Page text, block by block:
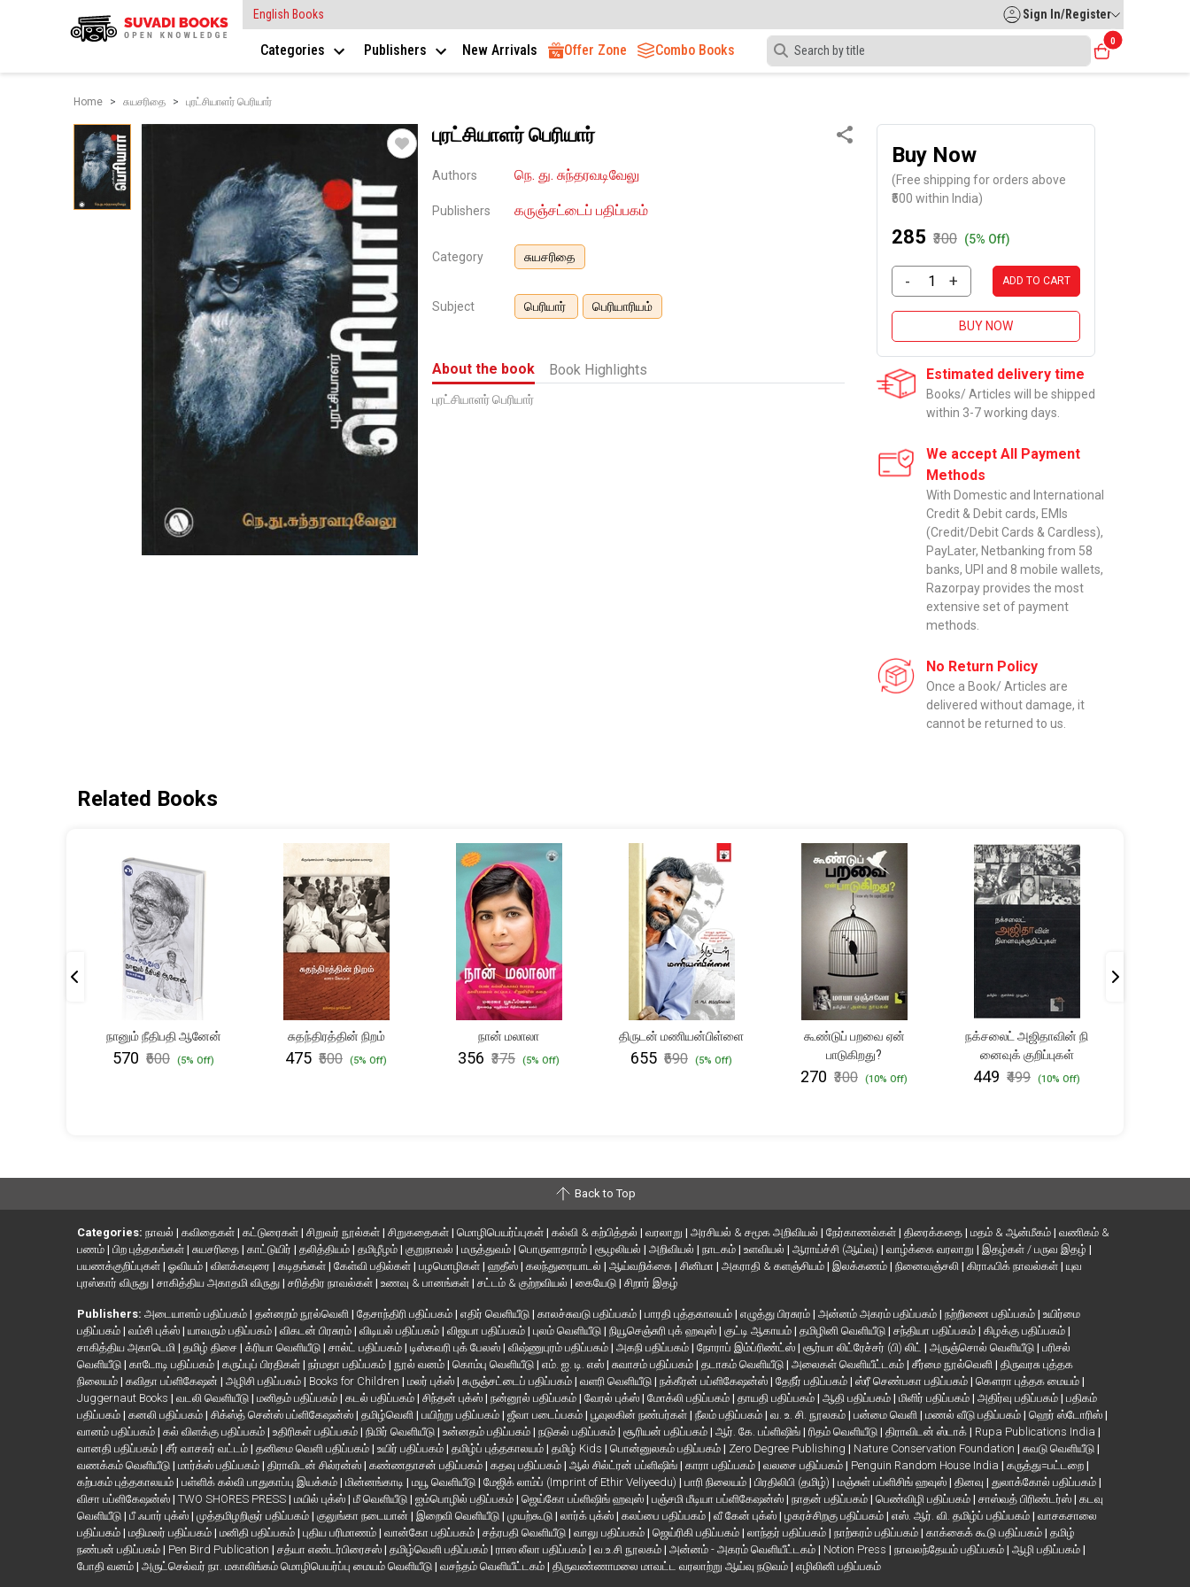
English Books Sign In/Register
Categories Publishers New Arrivals Offer Zone Combo Books
0
Home சுயசரிதை புரட்சியாளர் பெரியார்
புரட்சியாளர் பெரியார்
Authors நெ. து. சுந்தரவடிவேலு
Publishers கருஞ்சட்டைப் பதிப்பகம்
Category சுயசரிதை
Subject பெரியார் பெரியாரியம்
About the book Book Highlights
புரட்சியாளர் பெரியார்
Buy Now
(Free shipping for orders above
₹500 within India)
₹285 ₹300 (5% Off)
- + ADD TO CART
BUY NOW
Estimated delivery time
Books/ Articles will be shipped
within 3-7 working days.
We accept All Payment
Methods
With Domestic and International
Credit & Debit cards, EMIs
(Credit/Debit Cards & Cardless),
PayLater, Netbanking from 58
banks, UPI and 8 mobile wallets,
Razorpay provides the most
extensive set of payment
methods.
No Return Policy
Once a Book/ Articles are
delivered without damage, it
cannot be returned to us.
Related Books
நானும் நீதிபதி ஆனேன்
₹570 ₹600 (5% Off)
சுதந்திரத்தின் நிறம்
₹475 ₹500 (5% Off)
நான் மலாலா
₹356 ₹375 (5% Off)
திருடன் மணியன்பிள்ளை
₹655 ₹690 (5% Off)
கூண்டுப் பறவை ஏன்
பாடுகிறது?
₹270 ₹300 (10% Off)
நக்ச​லைட் அஜிதாவின் நி​
னைவுக் குறிப்புகள்
₹449 ₹499 (10% Off)
Back to Top
Categories: நாவல் | கவிதைகள் | கட்டுரைகள் | சிறுவர் நூல்கள் | சிறுகதைகள் | மொழிபெயர்ப்புகள் | கல்வி & கற்பித்தல் | வரலாறு | அரசியல் & சமூக அறிவியல் | நேர்காணல்கள் | திரைக்கதை | மதம் & ஆன்மீகம் | வணிகம் &
பணம் | பிற புத்தகங்கள் | சுயசரிதை | காட்டுயிர் | தலித்தியம் | தமிழீழம் | குறுநாவல் | மருத்துவம் | பொருளாதாரம் | சூழலியல் | அறிவியல் | நாடகம் | உளவியல் | ஆராய்ச்சி (ஆய்வு) | வாழ்க்கை வரலாறு | இதழ்கள் / பருவ இதழ் |
பயணக்குறிப்புகள் | ஓவியம் | விளக்கவுரை | கடிதங்கள் | கேள்வி பதில்கள் | பழமொழிகள் | ஹதீஸ் | கலந்துரையாடல் | ஆய்வறிக்கை | சினிமா | அகராதி & களஞ்சியம் | இலக்கணம் | நினைவஞ்சலி | கிராஃபிக் நாவல்கள் | யுவ
புரஸ்கார் விருது | சாகித்திய அகாதமி விருது | சரித்திர நாவல்கள் | உணவு & பானங்கள் | சட்டம் & குற்றவியல் | கையேடு | சிறார் இதழ்
Publishers: அடையாளம் பதிப்பகம் | தன்னறம் நூல்வெளி | தேசாந்திரி பதிப்பகம் | எதிர் வெளியீடு | காலச்சுவடு பதிப்பகம் | பாரதி புத்தகாலயம் | எழுத்து பிரசுரம் | அன்னம் அகரம் பதிப்பகம் | நற்றிணை பதிப்பகம் | உயிர்மை
பதிப்பகம் | வம்சி புக்ஸ் | யாவரும் பதிப்பகம் | விகடன் பிரசுரம் | விடியல் பதிப்பகம் | விஜயா பதிப்பகம் | புலம் வெளியீடு | நியூசெஞ்சுரி புக் ஹவுஸ் | குட்டி ஆகாயம் | தமிழினி வெளியீடு | சந்தியா பதிப்பகம் | கிழக்கு பதிப்பகம் |
சாகித்திய அகாடெமி | தமிழ் திசை | க்ரியா வெளியீடு | சால்ட் பதிப்பகம் | டிஸ்கவரி புக் பேலஸ் | விஷ்ணுபுரம் பதிப்பகம் | அகநி பதிப்பகம் | நோராப் இம்ப்ரிண்ட்ஸ் | சூர்யா லிட்ரேச்சர் (பி) லிட் | அருஞ்சொல் வெளியீடு | பரிசல்
வெளியீடு | காடோடி பதிப்பகம் | கருப்புப் பிரதிகள் | நர்மதா பதிப்பகம் | நூல் வனம் | கொம்பு வெளியீடு | எம். ஐ. டி. எஸ் | சுவாசம் பதிப்பகம் | தடாகம் வெளியீடு | அலைகள் வெளியீட்டகம் | சீர்மை நூல்வெளி | திருவரசு புத்தக
நிலையம் | கவிதா பப்ளிகேஷன் | அழிசி பதிப்பகம் | Books for Children | மலர் புக்ஸ் | கருஞ்சட்டைப் பதிப்பகம் | வளரி வெளியீடு | நக்கீரன் பப்ளிகேஷன்ஸ் | தேநீர் பதிப்பகம் | ஸ்ரீ செண்பகா பதிப்பகம் | கௌரா புத்தக மையம் |
Juggernaut Books | வடலி வெளியீடு | மனிதம் பதிப்பகம் | கடல் பதிப்பகம் | சிந்தன் புக்ஸ் | நன்னூல் பதிப்பகம் | வேரல் புக்ஸ் | மோக்லி பதிப்பகம் | தாயதி பதிப்பகம் | ஆதி பதிப்பகம் | மிளிர் பதிப்பகம் | அதிர்வு பதிப்பகம் | பதிகம்
பதிப்பகம் | கனலி பதிப்பகம் | சிக்ஸ்த் சென்ஸ் பப்ளிகேஷன்ஸ் | தமிழ்வெளி | பயிற்று பதிப்பகம் | ஜீவா படைப்பகம் | பூவுலகின் நண்பர்கள் | நீலம் பதிப்பகம் | வ. உ. சி. நூலகம் | பன்மை வெளி | மணல் வீடு பதிப்பகம் | ஹெர் ஸ்டோரிஸ் |
வானம் பதிப்பகம் | கல் விளக்கு பதிப்பகம் | உதிரிகள் பதிப்பகம் | நிமிர் வெளியீடு | உன்னதம் பதிப்பகம் | நடுகல் பதிப்பகம் | சூரியன் பதிப்பகம் | ஆர். கே. பப்ளிஷிங் | ரிதம் வெளியீடு | திராவிடன் ஸ்டாக் | Rupa Publications India |
வானதி பதிப்பகம் | சீர் வாசகர் வட்டம் | தனிமை வெளி பதிப்பகம் | உயிர் பதிப்பகம் | தமிழ்ப் புத்தகாலயம் | தமிழ் Kids | பொன்னுலகம் பதிப்பகம் | Zero Degree Publishing | Nature Conservation Foundation | சுவடு வெளியீடு |
வணக்கம் வெளியீடு | மார்க்ஸ் பதிப்பகம் | திராவிடன் சில்ரன்ஸ் | கண்ணதாசன் பதிப்பகம் | கதவு பதிப்பகம் | ஆல் சில்ட்ரன் பப்ளிஷிங் | காரா பதிப்பகம் | வலசை பதிப்பகம் | Penguin Random House India | கருத்து=பட்டறை |
கற்பகம் புத்தகாலயம் | பள்ளிக் கல்வி பாதுகாப்பு இயக்கம் | மின்னங்காடி | மயூ வெளியீடு | மேஜிக் லாம்ப் (Imprint of Ethir Veliyeedu) | பாரி நிலையம் | பிரதிலிபி (தமிழ்) | மஞ்சுள் பப்ளிசிங் ஹவுஸ் | தினவு | துலாக்கோல் பதிப்பகம் |
விசா பப்ளிகேஷன்ஸ் | TWO SHORES PRESS | மயில் புக்ஸ் | மீ வெளியீடு | ஐம்பொழில் பதிப்பகம் | ஜெய்கோ பப்ளிஷிங் ஹவுஸ் | பஞ்சமி மீடியா பப்ளிகேஷன்ஸ் | நாதன் பதிப்பகம் | பெண்விழி பதிப்பகம் | சாஸ்வத் பிரிண்டர்ஸ் | கடவு
வெளியீடு | பீ ஃபார் புக்ஸ் | முத்தமிழறிஞர் பதிப்பகம் | குலுங்கா நடையான் | இறைவி வெளியீடு | முயற்கூடு | லார்க் புக்ஸ் | கலப்பை பதிப்பகம் | வீ கேன் புக்ஸ் | ழகரச்சிறகு பதிப்பகம் | எஸ். ஆர். வி. தமிழ்ப் பதிப்பகம் | வாசகசாலை
பதிப்பகம் | மதிமலர் பதிப்பகம் | மனிதி பதிப்பகம் | புதிய பரிமாணம் | வான்கோ பதிப்பகம் | சத்ரபதி வெளியீடு | வாலு பதிப்பகம் | ஜெய்ரிகி பதிப்பகம் | லாந்தர் பதிப்பகம் | நாற்கரம் பதிப்பகம் | காக்கைக் கூடு பதிப்பகம் | தமிழ்
நண்பன் பதிப்பகம் | Pen Bird Publication | சத்யா எண்டர்பிரைசஸ் | தமிழ்வெளி பதிப்பகம் | ராஸ லீலா பதிப்பகம் | வ.உ.சி நூலகம் | அன்னம் - அகரம் வெளியீட்டகம் | Notion Press | நாவலந்தேயம் பதிப்பகம் | ஆழி பதிப்பகம் |
போதி வனம் | அருட்செல்வர் நா. மகாலிங்கம் மொழிபெயர்ப்பு மையம் வெளியீடு | வசந்தம் வெளியீட்டகம் | திருவண்ணாமலை மாவட்ட வரலாற்று ஆய்வு நடுவம் | எழிலினி பதிப்பகம்